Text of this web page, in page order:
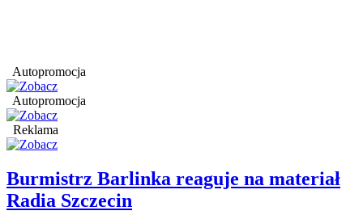
Autopromocja
Autopromocja
Reklama
Burmistrz Barlinka reaguje na materiał
Radia Szczecin